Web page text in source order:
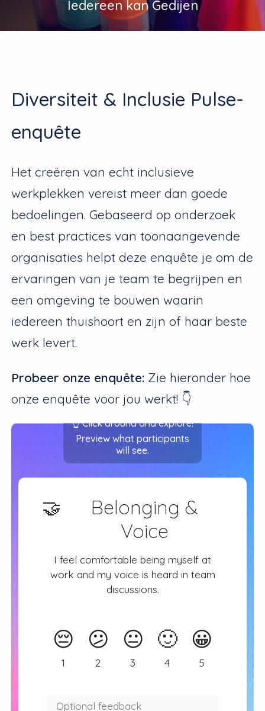
Iedereen kan Gedijen
Diversiteit & Inclusie Pulse-
enquête
Het creëren van echt inclusieve
werkplekken vereist meer dan goede
bedoelingen. Gebaseerd op onderzoek
en best practices van toonaangevende
organisaties helpt deze enquête je om de
ervaringen van je team te begrijpen en
een omgeving te bouwen waarin
iedereen thuishoort en zijn of haar beste
werk levert.
Probeer onze enquête: Zie hieronder hoe
onze enquête voor jou werkt! 👇